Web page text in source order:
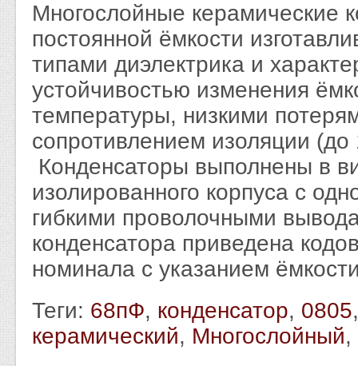
Многослойные керамические
постоянной ёмкости
типами диэлектрика и
устойчивостью изменения
температуры, низкими
сопротивлением изоляции
Конденсаторы выполнены в
изолированного корпуса с
гибкими проволочными
конденсатора приведена
номинала с указанием
Теги: 68пФ, конденсатор, 0805
керамический, Многослойный,